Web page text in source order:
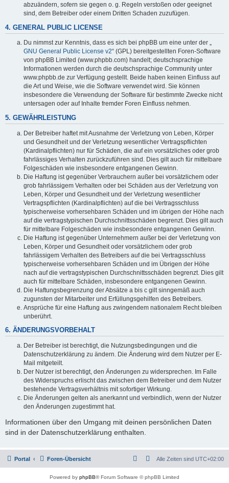
abzuändern, sofern sie gegen o. g. Regeln verstoßen oder geeignet
sind, dem Betreiber oder einem Dritten Schaden zuzufügen.
4. GENERAL PUBLIC LICENSE
Du nimmst zur Kenntnis, dass es sich bei phpBB um eine unter der „
GNU General Public License v2“ (GPL) bereitgestellten Foren-Software
von phpBB Limited (www.phpbb.com) handelt; deutschsprachige
Informationen werden durch die deutschsprachige Community unter
www.phpbb.de zur Verfügung gestellt. Beide haben keinen Einfluss auf
die Art und Weise, wie die Software verwendet wird. Sie können
insbesondere die Verwendung der Software für bestimmte Zwecke nicht
untersagen oder auf Inhalte fremder Foren Einfluss nehmen.
5. GEWÄHRLEISTUNG
Der Betreiber haftet mit Ausnahme der Verletzung von Leben, Körper
und Gesundheit und der Verletzung wesentlicher Vertragspflichten
(Kardinalpflichten) nur für Schäden, die auf ein vorsätzliches oder grob
fahrlässiges Verhalten zurückzuführen sind. Dies gilt auch für mittelbare
Folgeschäden wie insbesondere entgangenen Gewinn.
Die Haftung ist gegenüber Verbrauchern außer bei vorsätzlichem oder
grob fahrlässigem Verhalten oder bei Schäden aus der Verletzung von
Leben, Körper und Gesundheit und der Verletzung wesentlicher
Vertragspflichten (Kardinalpflichten) auf die bei Vertragsschluss
typischerweise vorhersehbaren Schäden und im übrigen der Höhe nach
auf die vertragstypischen Durchschnittsschäden begrenzt. Dies gilt auch
für mittelbare Folgeschäden wie insbesondere entgangenen Gewinn.
Die Haftung ist gegenüber Unternehmern außer bei der Verletzung von
Leben, Körper und Gesundheit oder vorsätzlichem oder grob
fahrlässigem Verhalten des Betreibers auf die bei Vertragsschluss
typischerweise vorhersehbaren Schäden und im Übrigen der Höhe
nach auf die vertragstypischen Durchschnittsschäden begrenzt. Dies gilt
auch für mittelbare Schäden, insbesondere entgangenen Gewinn.
Die Haftungsbegrenzung der Absätze a bis c gilt sinngemäß auch
zugunsten der Mitarbeiter und Erfüllungsgehilfen des Betreibers.
Ansprüche für eine Haftung aus zwingendem nationalem Recht bleiben
unberührt.
6. ÄNDERUNGSVORBEHALT
Der Betreiber ist berechtigt, die Nutzungsbedingungen und die
Datenschutzerklärung zu ändern. Die Änderung wird dem Nutzer per E-
Mail mitgeteilt.
Der Nutzer ist berechtigt, den Änderungen zu widersprechen. Im Falle
des Widerspruchs erlischt das zwischen dem Betreiber und dem Nutzer
bestehende Vertragsverhältnis mit sofortiger Wirkung.
Die Änderungen gelten als anerkannt und verbindlich, wenn der Nutzer
den Änderungen zugestimmt hat.
Informationen über den Umgang mit deinen persönlichen Daten
sind in der Datenschutzerklärung enthalten.
Portal Foren-Übersicht Alle Zeiten sind UTC+02:00
Powered by phpBB® Forum Software © phpBB Limited